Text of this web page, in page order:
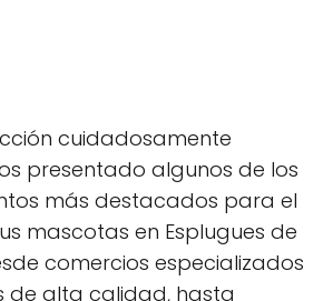
cuidadosamente
presentado algunos de los
más destacados para el
mascotas en Esplugues de
comercios especializados
de alta calidad, hasta